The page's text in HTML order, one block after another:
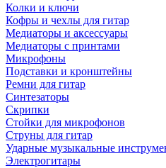
Колки и ключи
Кофры и чехлы для гитар
Медиаторы и аксессуары
Медиаторы с принтами
Микрофоны
Подставки и кронштейны
Ремни для гитар
Синтезаторы
Скрипки
Стойки для микрофонов
Струны для гитар
Ударные музыкальные
Электрогитары